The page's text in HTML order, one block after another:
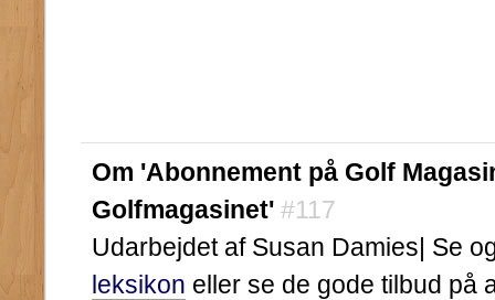
Om 'Abonnement på Golf
Golfmagasinet' #117
Udarbejdet af Susan Damies| Se
leksikon eller se de gode tilbud på